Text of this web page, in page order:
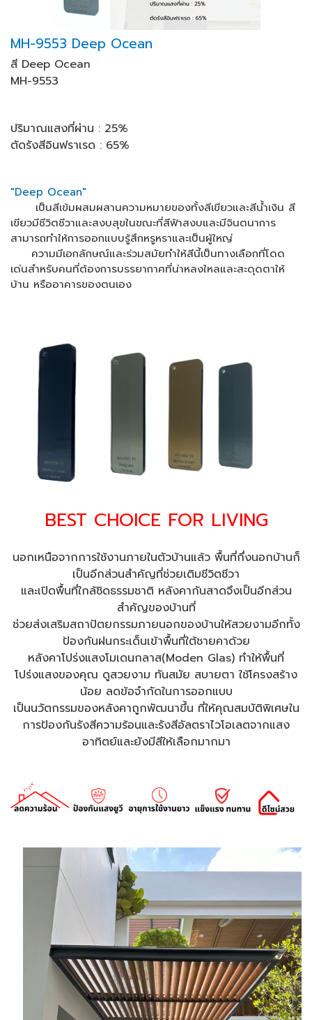
MH-9553 Deep Ocean
สี Deep Ocean
MH-9553
ปริมาณแสงที่ผ่าน : 25%
ตัดรังสีอินฟราเรด : 65%
"Deep Ocean"
เป็นสีเข้มผสมผสานความหมายของทั้งสีเขียวและสีน้ำเงิน สี
เขียวมีชีวิตชีวาและสงบสุขในขณะที่สีฟ้าสงบและมีจินตนาการ
สามารถทำให้การออกแบบรู้สึกหรูหราและเป็นผู้ใหญ่
ความมีเอกลักษณ์และร่วมสมัยทำให้สีนี้เป็นทางเลือกที่โดด
เด่นสำหรับคนที่ต้องการบรรยากาศที่น่าหลงใหลและสะดุดตาให้
บ้าน หรืออาคารของตนเอง
BEST CHOICE FOR LIVING
นอกเหนือจากการใช้งานภายในตัวบ้านแล้ว พื้นที่กึ่งนอกบ้านก็
เป็นอีกส่วนสำคัญที่ช่วยเติมชีวิตชีวา
และเปิดพื้นที่ใกล้ชิดธรรมชาติ หลังคากันสาดจึงเป็นอีกส่วน
สำคัญของบ้านที่
ช่วยส่งเสริมสถาปัตยกรรมภายนอกของบ้านให้สวยงามอีกทั้ง
ป้องกันฝนกระเด็นเข้าพื้นที่ใต้ชายคาด้วย
หลังคาโปร่งแสงโมเดนกลาส(Moden Glas) ทำให้พื้นที่
โปร่งแสงของคุณ ดูสวยงาม ทันสมัย สบายตา ใช้โครงสร้าง
น้อย ลดข้อจำกัดในการออกแบบ
เป็นนวัตกรรมของหลังคาถูกพัฒนาขึ้น ที่ให้คุณสมบัติพิเศษใน
การป้องกันรังสีความร้อนและรังสีอัลตราไวโอเลตจากแสง
อาทิตย์และยังมีสีให้เลือกมากมา